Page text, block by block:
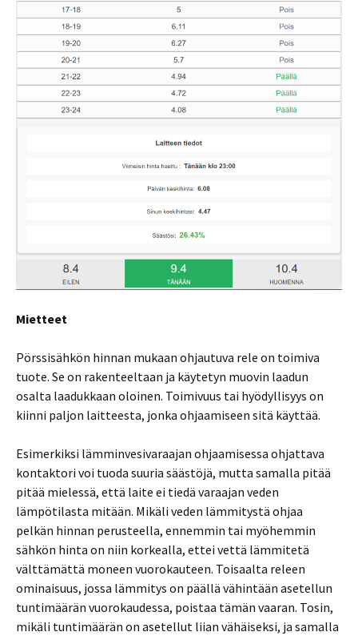
Mietteet
Pörssisähkön hinnan mukaan ohjautuva rele on toimiva
tuote. Se on rakenteeltaan ja käytetyn muovin laadun
osalta laadukkaan oloinen. Toimivuus tai hyödyllisyys on
kiinni paljon laitteesta, jonka ohjaamiseen sitä käyttää.
Esimerkiksi lämminvesivaraajan ohjaamisessa ohjattava
kontaktori voi tuoda suuria säästöjä, mutta samalla pitää
pitää mielessä, että laite ei tiedä varaajan veden
lämpötilasta mitään. Mikäli veden lämmitystä ohjaa
pelkän hinnan perusteella, ennemmin tai myöhemmin
sähkön hinta on niin korkealla, ettei vettä lämmitetä
välttämättä moneen vuorokauteen. Toisaalta releen
ominaisuus, jossa lämmitys on päällä vähintään asetellun
tuntimäärän vuorokaudessa, poistaa tämän vaaran. Tosin,
mikäli tuntimäärän on asetellut liian vähäiseksi, ja samalla